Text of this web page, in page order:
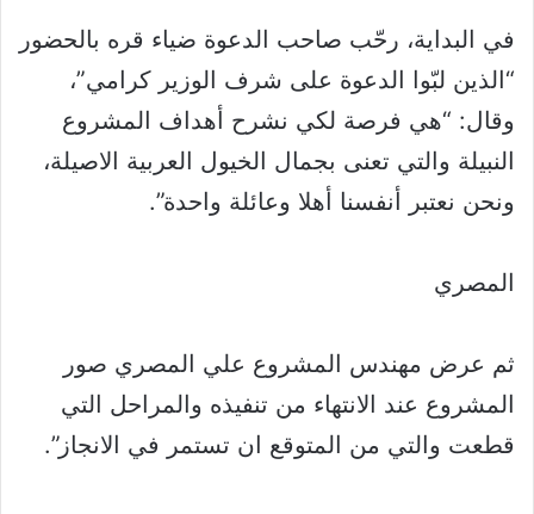
في البداية، رحّب صاحب الدعوة ضياء قره بالحضور
“الذين لبّوا الدعوة على شرف الوزير كرامي”،
وقال: “هي فرصة لكي نشرح أهداف المشروع
النبيلة والتي تعنى بجمال الخيول العربية الاصيلة،
ونحن نعتبر أنفسنا أهلا وعائلة واحدة”.
المصري
ثم عرض مهندس المشروع علي المصري صور
المشروع عند الانتهاء من تنفيذه والمراحل التي
قطعت والتي من المتوقع ان تستمر في الانجاز”.